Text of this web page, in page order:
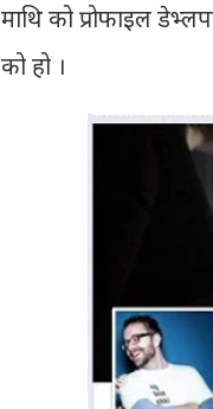
माथि को प्रोफाइल
को हो ।